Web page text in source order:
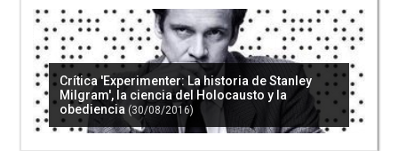
Crítica 'Experimenter: La historia de Stanley
Milgram', la ciencia del Holocausto y la
obediencia (30/08/2016)